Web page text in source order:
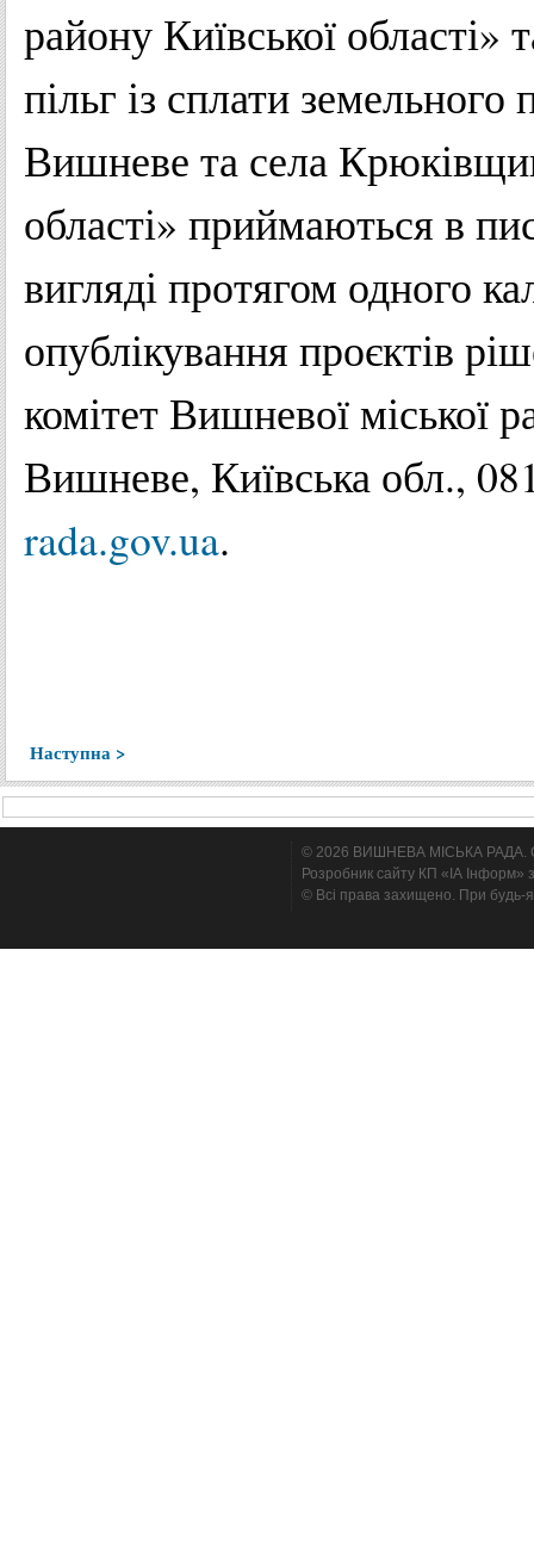
району Київської
пільг із сплати земельного
Вишневе та села
області» приймаються в
вигляді протягом одного
опублікування проєктів
комітет Вишневої міської
Вишневе, Київська обл.,
rada.gov.ua.
Наступна >
© 2026 ВИШНЕВА МІСЬКА РАДА.
Розробник сайту КП «ІА Інформ»
© Всі права захищено. При будь-